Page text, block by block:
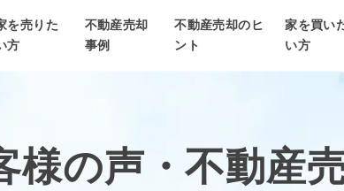
を売りた
方
不動産売却
事例
不動産売却のヒ
ント
家を買い
い方
様の声・不動産